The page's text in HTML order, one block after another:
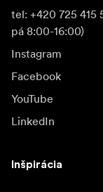
tel: +420 725 415
pá 8:00-16:00)
Instagram
Facebook
YouTube
LinkedIn
Inšpirácia